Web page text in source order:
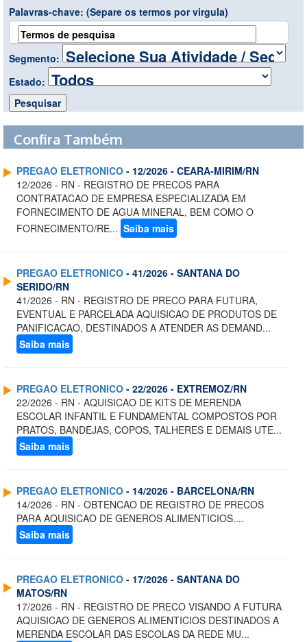
Palavras-chave: (Separe os termos por virgula)
Segmento:
Estado:
Confira Também
PREGAO ELETRONICO - 12/2026 - CEARA-MIRIM/RN
12/2026 - RN - REGISTRO DE PRECOS PARA
CONTRATACAO DE EMPRESA ESPECIALIZADA EM
FORNECIMENTO DE AGUA MINERAL, BEM COMO O
FORNECIMENTO/RE... Saiba mais
PREGAO ELETRONICO - 41/2026 - SANTANA DO
SERIDO/RN
41/2026 - RN - REGISTRO DE PRECO PARA FUTURA,
EVENTUAL E PARCELADA AQUISICAO DE PRODUTOS DE
PANIFICACAO, DESTINADOS A ATENDER AS DEMAND...
Saiba mais
PREGAO ELETRONICO - 22/2026 - EXTREMOZ/RN
22/2026 - RN - AQUISICAO DE KITS DE MERENDA
ESCOLAR INFANTIL E FUNDAMENTAL COMPOSTOS POR
PRATOS, BANDEJAS, COPOS, TALHERES E DEMAIS UTE...
Saiba mais
PREGAO ELETRONICO - 14/2026 - BARCELONA/RN
14/2026 - RN - OBTENCAO DE REGISTRO DE PRECOS
PARA AQUISICAO DE GENEROS ALIMENTICIOS....
Saiba mais
PREGAO ELETRONICO - 17/2026 - SANTANA DO
MATOS/RN
17/2026 - RN - REGISTRO DE PRECO VISANDO A FUTURA
AQUISICAO DE GENEROS ALIMENTICIOS DESTINADOS A
MERENDA ESCOLAR DAS ESCOLAS DA REDE MU...